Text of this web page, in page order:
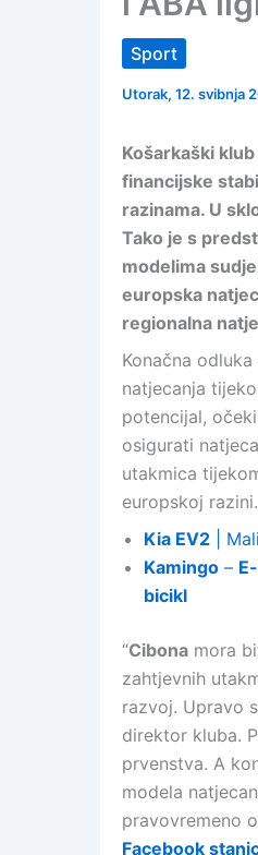
Sport
Utorak, 12. svibnja
Košarkaški
financijske
razinama. U
Tako je s
modelima
europska
regionalna
Konačna
natjecanja
potencijal,
osigurati
utakmica
europskoj razini.
Kia EV2 | Mali
Kamingo –
bicikl
“Cibona mora
zahtjevnih
razvoj. Upravo
direktor kluba.
prvenstva. A
modela
pravovremeno
Facebook